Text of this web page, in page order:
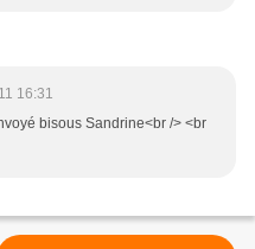
16:31
bisous Sandrine<br /> <br